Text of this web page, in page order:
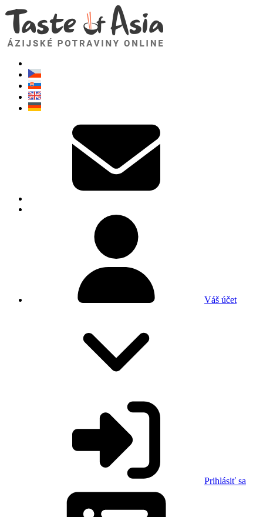
Váš účet
Prihlásiť sa
TasteOfAsia.sk
Neváhajte sa opýtať. Som tu pre vás!